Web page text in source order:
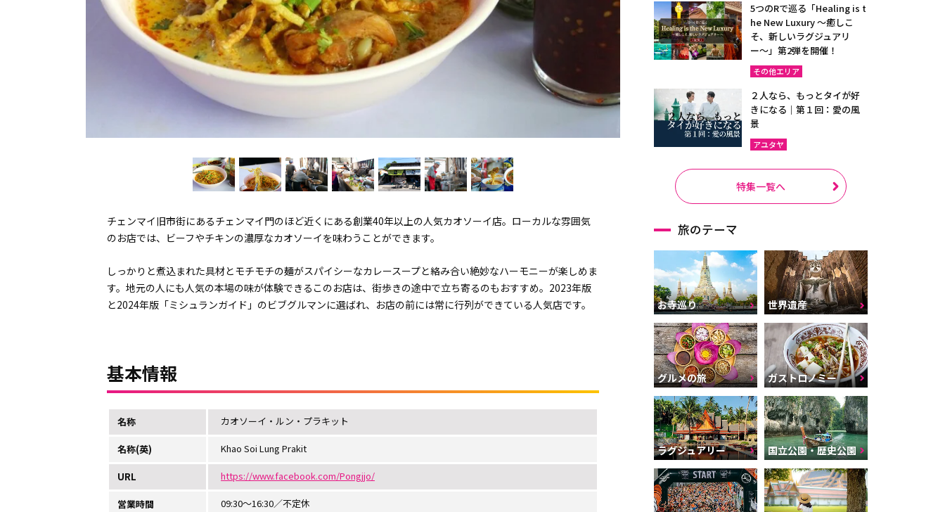
チェンマイ旧市街にあるチェンマイ門のほど近くにある創業40年以上の人気カオソーイ店。ローカルな雰囲気
のお店では、ビーフやチキンの濃厚なカオソーイを味わうことができます。
しっかりと煮込まれた具材とモチモチの麺がスパイシーなカレースープと絡み合い絶妙なハーモニーが楽しめま
す。地元の人にも人気の本場の味が体験できるこのお店は、街歩きの途中で立ち寄るのもおすすめ。2023年版
と2024年版「ミシュランガイド」のビブグルマンに選ばれ、お店の前には常に行列ができている人気店です。
基本情報
名称 カオソーイ・ルン・プラキット
名称(英) Khao Soi Lung Prakit
URL https://www.facebook.com/Pongjjo/
営業時間 09:30〜16:30／不定休
5つのRで巡る「Healing is t
he New Luxury ～癒しこ
そ、新しいラグジュアリ
ー〜」第2弾を開催！
その他エリア
２人なら、もっとタイが好
きになる｜第１回：愛の風
景
アユタヤ
特集一覧へ
旅のテーマ
お寺巡り 世界遺産
グルメの旅 ガストロノミー
ラグジュアリー 国立公園・歴史公園